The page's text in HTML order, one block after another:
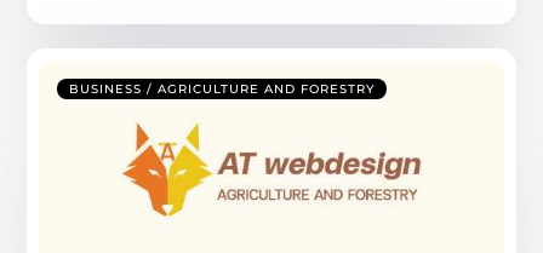
BUSINESS / AGRICULTURE AND FORESTRY